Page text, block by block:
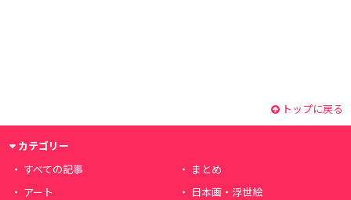
トップに戻る
カテゴリー
すべての記事
まとめ
アート
日本画・浮世絵